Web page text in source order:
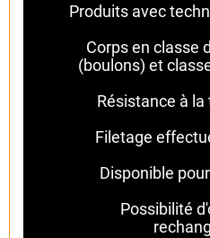
Produits avec
Corps en classe
(boulons) et
Résistance à
Filetage
Disponible
Possibilité